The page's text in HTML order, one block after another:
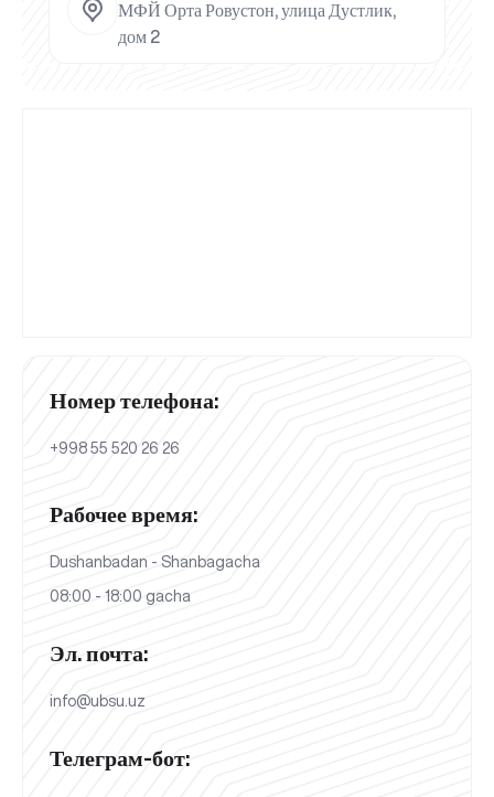
МФЙ Орта Ровустон, улица Дустлик,
дом 2
Номер телефона:
+998 55 520 26 26
Рабочее время:
Dushanbadan - Shanbagacha
08:00 - 18:00 gacha
Эл. почта:
info@ubsu.uz
Телеграм-бот: